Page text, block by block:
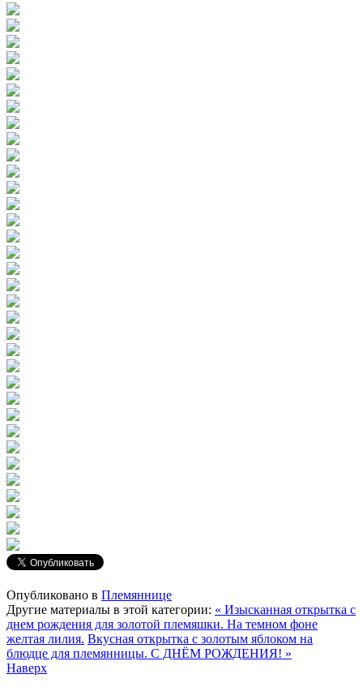
Опубликовано в Племяннице
Другие материалы в этой категории: « Изысканная открытка с
днем рождения для золотой племяшки. На темном фоне
желтая лилия. Вкусная открытка с золотым яблоком на
блюдце для племянницы. С ДНЁМ РОЖДЕНИЯ! »
Наверх